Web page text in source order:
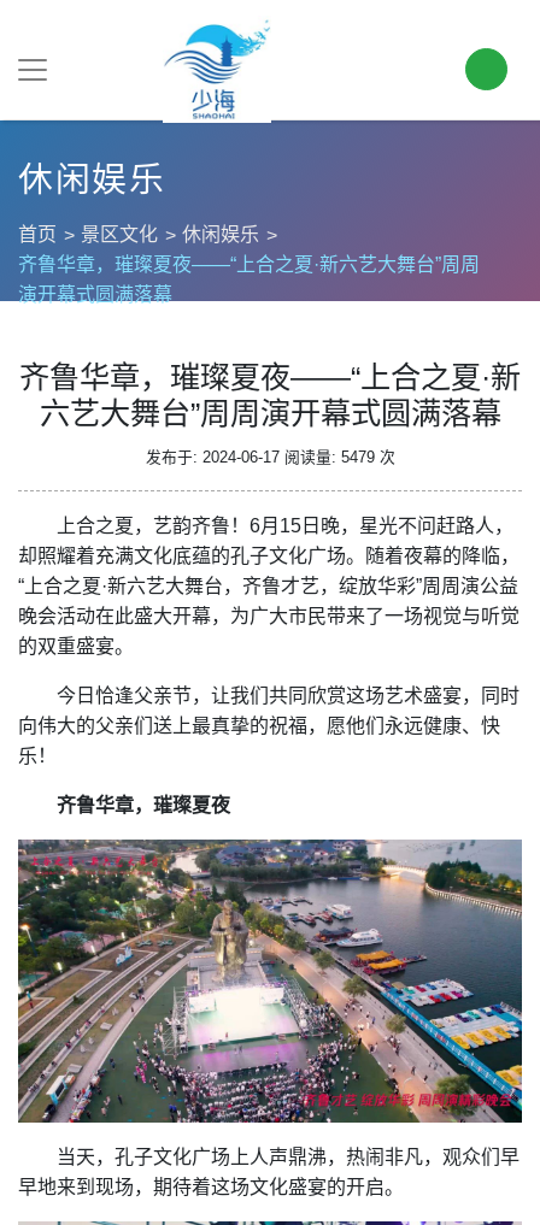
休闲娱乐
首页 景区文化
休闲娱乐
齐鲁华章，璀璨夏夜——“上合之夏·新六艺大舞台”周周
演开幕式圆满落幕
齐鲁华章，璀璨夏夜——“上合之夏·新
六艺大舞台”周周演开幕式圆满落幕
发布于: 2024-06-17 阅读量: 5479 次
上合之夏，艺韵齐鲁！6月15日晚，星光不问赶路人，
却照耀着充满文化底蕴的孔子文化广场。随着夜幕的降临，
“上合之夏·新六艺大舞台，齐鲁才艺，绽放华彩”周周演公益
晚会活动在此盛大开幕，为广大市民带来了一场视觉与听觉
的双重盛宴。
今日恰逢父亲节，让我们共同欣赏这场艺术盛宴，同时
向伟大的父亲们送上最真挚的祝福，愿他们永远健康、快
乐！
齐鲁华章，璀璨夏夜
当天，孔子文化广场上人声鼎沸，热闹非凡，观众们早
早地来到现场，期待着这场文化盛宴的开启。